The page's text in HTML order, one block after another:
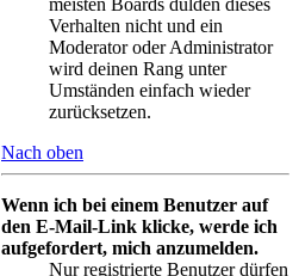
meisten Boards dulden dieses
Verhalten nicht und ein
Moderator oder Administrator
wird deinen Rang unter
Umständen einfach wieder
zurücksetzen.
Nach oben
Wenn ich bei einem Benutzer auf
den E-Mail-Link klicke, werde ich
aufgefordert, mich anzumelden.
Nur registrierte Benutzer dürfen